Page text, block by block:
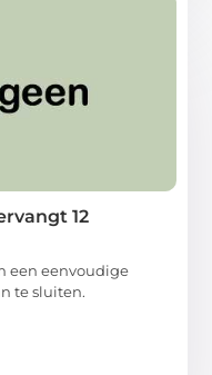
12
een eenvoudige
te sluiten.